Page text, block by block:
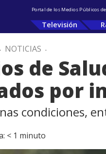
Portal de los Medios Públicos
Televisión
. NOTICIAS .
de
por
condiciones,
< 1 minuto